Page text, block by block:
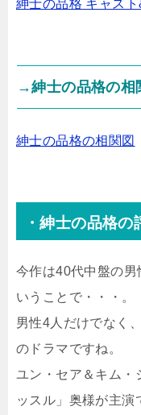
紳士の品格 キャス
→紳士の品格の相
紳士の品格の相関図
・紳士の品格の
今作は40代中盤の男
いうことで・・・。
男性4人だけでなく
のドラマですね。
ユン・セア＆キム・
ッスル」奥様が主演